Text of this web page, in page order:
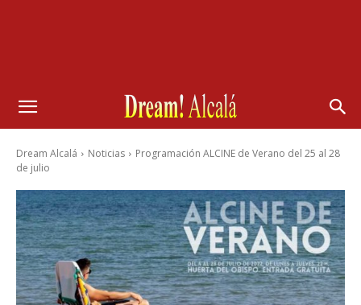
Dream Alcalá Noticias
Programación ALCINE de Verano del 25 al 28
de julio